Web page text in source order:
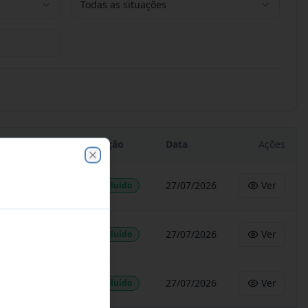
Todas as situações
Situação Data Ações
Concluído 27/07/2026 Ver
Concluído 27/07/2026 Ver
Concluído 27/07/2026 Ver
Close